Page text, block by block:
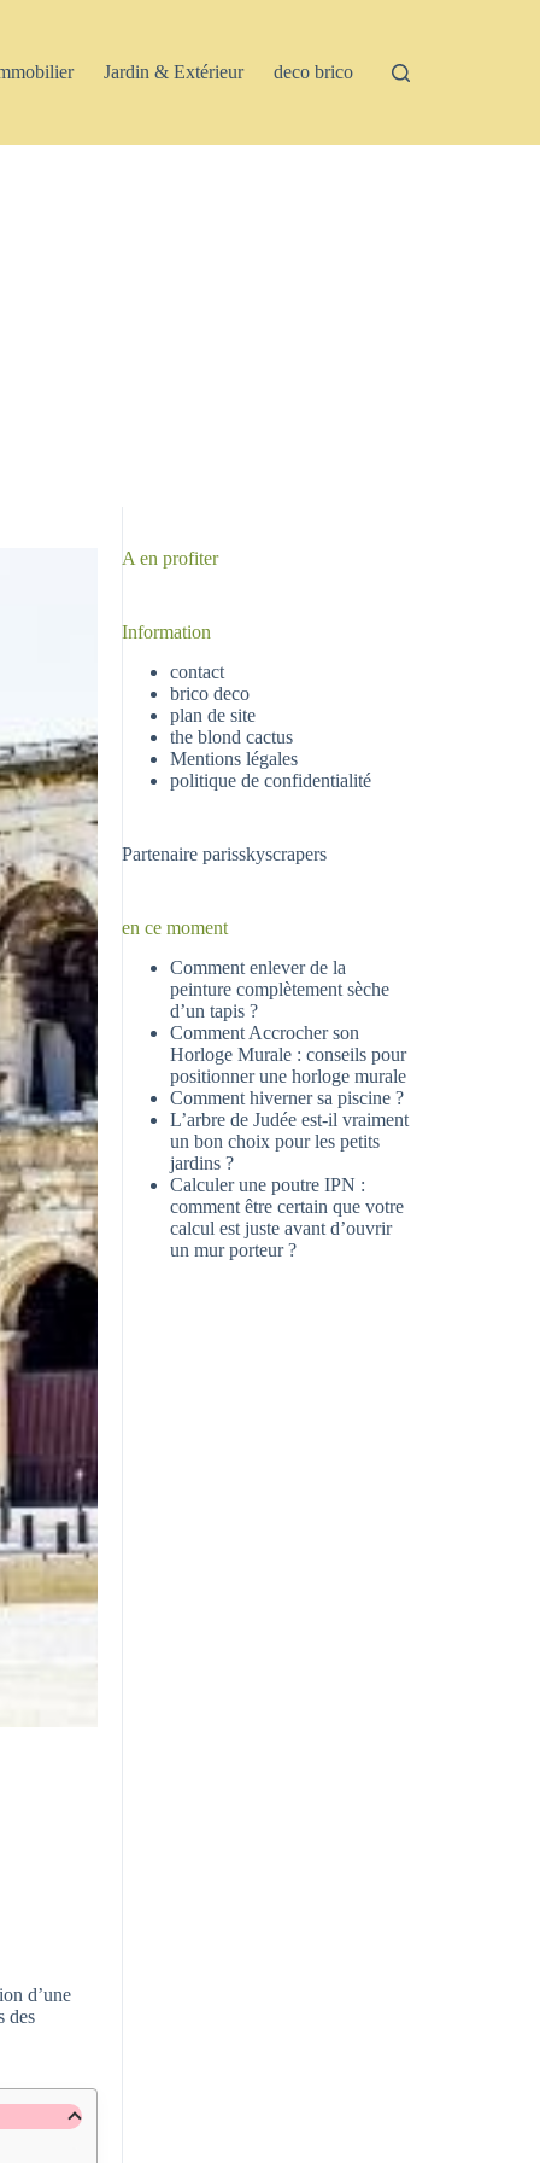
Jardin & Extérieur deco brico
d’une
des
A en profiter
Information
contact
brico deco
plan de site
the blond cactus
Mentions légales
politique de confidentialité
Partenaireparisskyscrapers
en ce moment
Comment enlever de la
peinture complètement sèche
d’un tapis ?
Comment Accrocher son
Horloge Murale : conseils pour
positionner une horloge murale
Comment hiverner sa piscine ?
L’arbre de Judée est-il vraiment
un bon choix pour les petits
jardins ?
Calculer une poutre IPN :
comment être certain que votre
calcul est juste avant d’ouvrir
un mur porteur ?